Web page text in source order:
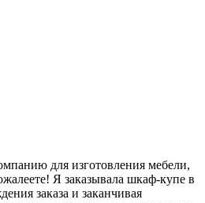
для изготовления мебели,
Я заказывала шкаф-купе в
заказа и заканчивая